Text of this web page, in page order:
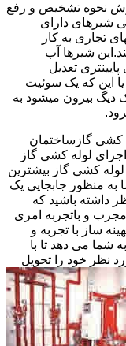
نحوه تشخیص و رفع
شیرهای دارای
تجاری به کار
شیرها آب
تعدیل
این که یک سوئیت
که از یک دیگ بیرون میشود به
کشی گازساختمان
لوله کشی گاز
کشی گاز بیشترین
به منظور جابجایی یک
داشته باشید که
مجرب و باتجربه امری
ساز با تجربه و
شما می دهد تا با
نظر خود را تحویل